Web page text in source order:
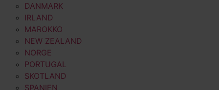
DANMARK
IRLAND
MAROKKO
NEW ZEALAND
NORGE
PORTUGAL
SKOTLAND
SPANIEN